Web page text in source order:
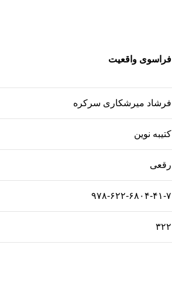
فراسوی واقعیت
فرشاد میرشکاری سرکره
کتیبه نوین
رقعی
۹۷۸-۶۲۲-۶۸۰۴-۴۱-۷
۳۲۲